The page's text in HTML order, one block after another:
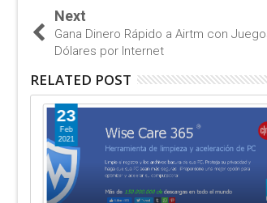
Next
Gana Dinero Rápido a Airtm con
Dólares por Internet
RELATED POST
23
Feb
2021